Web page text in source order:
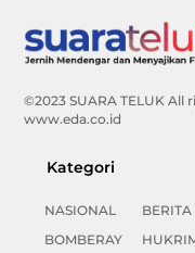
©2023 SUARA TELUK All
www.eda.co.id
Kategori
NASIONAL
BOMBERAY
BERITA